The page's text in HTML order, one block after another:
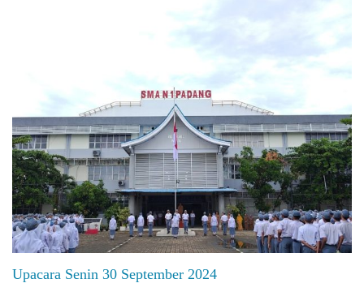
Upacara Senin 30 September 2024